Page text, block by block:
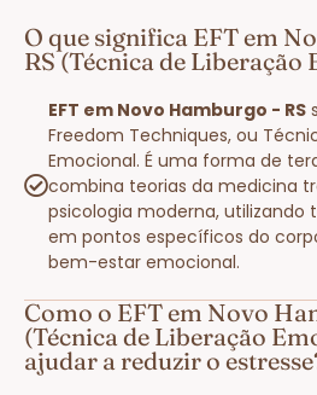
O que significa EFT em
RS (Técnica de Liberação
EFT em Novo Hamburgo - RS
Freedom Techniques, ou
Emocional. É uma forma de
combina teorias da medicina
psicologia moderna, utilizando
em pontos específicos do
bem-estar emocional.
Como o EFT em Novo
(Técnica de Liberação
ajudar a reduzir o